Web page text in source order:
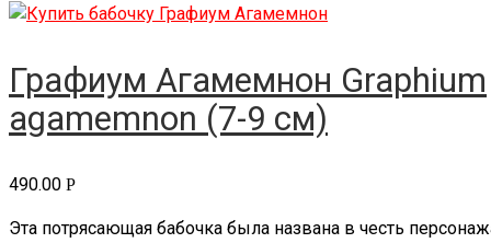
Графиум Агамемнон Graphium
agamemnon (7-9 см)
490.00 Р
Эта потрясающая бабочка была названа в честь